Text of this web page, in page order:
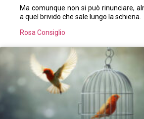
Ma comunque non si può rinunciare,
a quel brivido che sale lungo la schiena.
Rosa Consiglio